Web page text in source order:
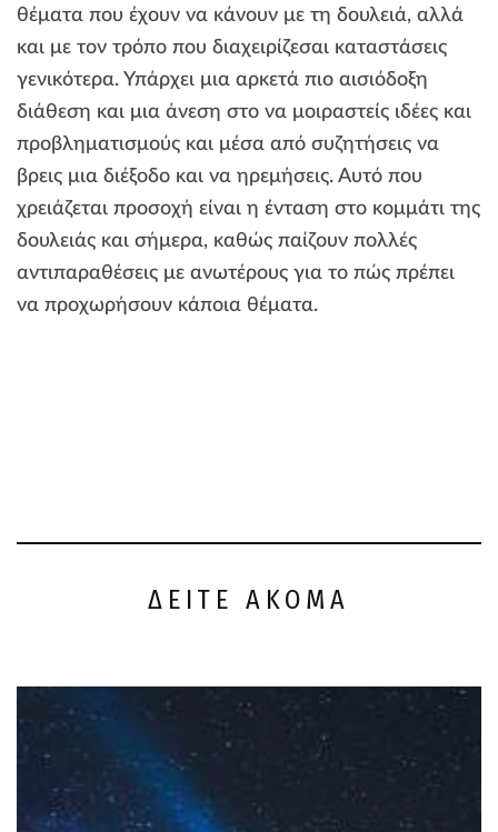
θέματα που έχουν να κάνουν με τη δουλειά, αλλά
και με τον τρόπο που διαχειρίζεσαι καταστάσεις
γενικότερα. Υπάρχει μια αρκετά πιο αισιόδοξη
διάθεση και μια άνεση στο να μοιραστείς ιδέες και
προβληματισμούς και μέσα από συζητήσεις να
βρεις μια διέξοδο και να ηρεμήσεις. Αυτό που
χρειάζεται προσοχή είναι η ένταση στο κομμάτι της
δουλειάς και σήμερα, καθώς παίζουν πολλές
αντιπαραθέσεις με ανωτέρους για το πώς πρέπει
να προχωρήσουν κάποια θέματα.
ΔΕΙΤΕ ΑΚΟΜΑ